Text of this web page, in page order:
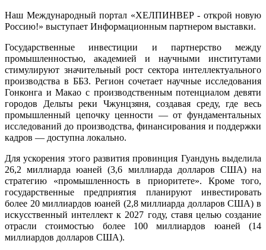
Наш Международный портал «ХЕЛПИНВЕР - открой новую
Россию!» выступает Информационным партнером выставки.
Государственные инвестиции и партнерство между
промышленностью, академией и научными институтами
стимулируют значительный рост сектора интеллектуального
производства в ББЗ. Регион сочетает научные исследования
Гонконга и Макао с производственным потенциалом девяти
городов Дельты реки Чжунцзяня, создавая среду, где весь
промышленный цепочку ценности — от фундаментальных
исследований до производства, финансирования и поддержки
кадров — доступна локально.
Для ускорения этого развития провинция Гуандунь выделила
26,2 миллиарда юаней (3,6 миллиарда долларов США) на
стратегию «промышленность в приоритете». Кроме того,
государственные предприятия планируют инвестировать
более 20 миллиардов юаней (2,8 миллиарда долларов США) в
искусственный интеллект к 2027 году, ставя целью создание
отрасли стоимостью более 100 миллиардов юаней (14
миллиардов долларов США).